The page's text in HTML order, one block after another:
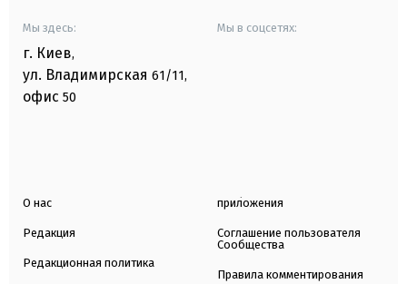
Мы здесь:
г. Киев,
ул. Владимирская 61/11,
офис 50
Мы в соцсетях:
О нас
Редакция
Редакционная политика
приложения
Соглашение пользователя
Сообщества
Правила комментирования